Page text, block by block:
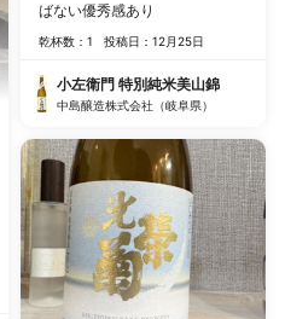
ばない優秀感あり
乾杯数：1 投稿日：12月25日
小左衛門 特別純米美山錦
中島醸造株式会社（岐阜県）